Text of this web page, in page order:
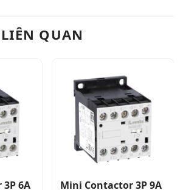
QUAN
6A Mini Contactor 3P 9A